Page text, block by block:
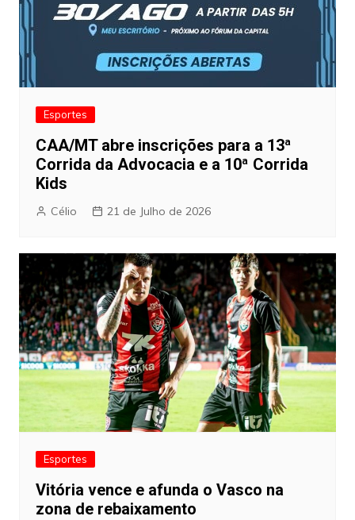
Esportes
CAA/MT abre inscrições para a 13ª
Corrida da Advocacia e a 10ª Corrida
Kids
Célio 21 de Julho de 2026
Esportes
Vitória vence e afunda o Vasco na
zona de rebaixamento